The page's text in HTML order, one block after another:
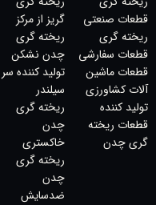
قطعات صنعتی
ریخته گری
قطعات سفارشی
قطعات ماشین
آلات کشاورزی
تولید کننده
قطعات ریخته
گری چدن
گریز از مرکز
ریخته گری
چدن نشکن
تولید کننده سر
سیلندر
ریخته گری
چدن
خاکستری
ریخته‌ گری
چدن
ضدسایش